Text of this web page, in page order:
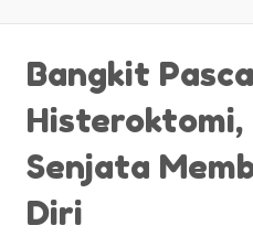
Bangkit Pasca
Histeroktomi,
Senjata
Diri